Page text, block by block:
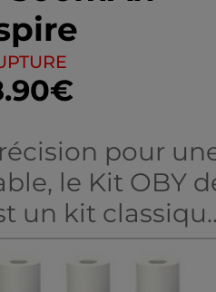
pour
le Kit OBY
un kit
courbes pour
ergonomie et